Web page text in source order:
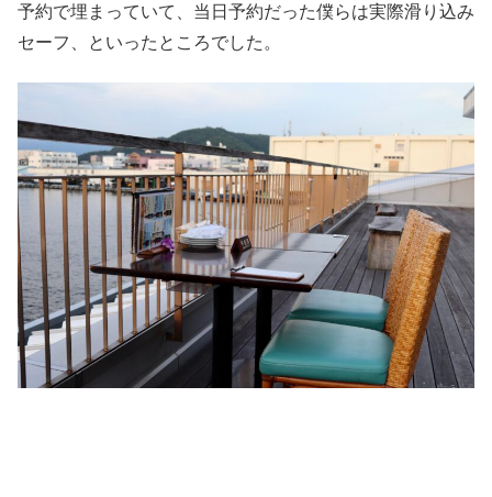
予約で埋まっていて、当日予約だった僕らは実際滑り込み
セーフ、といったところでした。